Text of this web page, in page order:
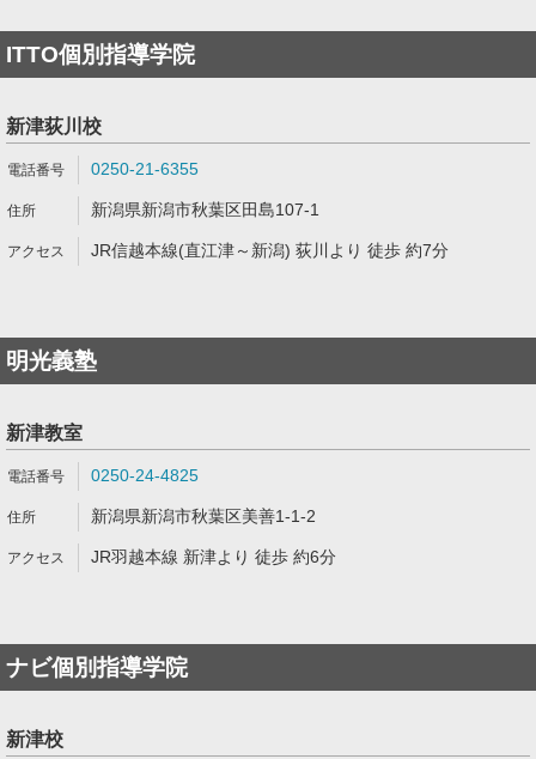
ITTO個別指導学院
新津荻川校
0250-21-6355
新潟県新潟市秋葉区田島107-1
JR信越本線(直江津～新潟) 荻川より 徒歩 約7分
明光義塾
新津教室
0250-24-4825
新潟県新潟市秋葉区美善1-1-2
JR羽越本線 新津より 徒歩 約6分
ナビ個別指導学院
新津校